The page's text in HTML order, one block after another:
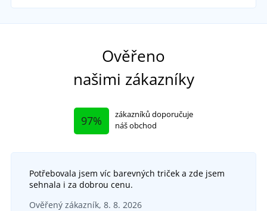
+1
Ověřeno
našimi zákazníky
97%
zákazníků doporučuje
náš obchod
Potřebovala jsem víc barevných triček a zde jsem
sehnala i za dobrou cenu.
Ověřený zákazník, 8. 8. 2026